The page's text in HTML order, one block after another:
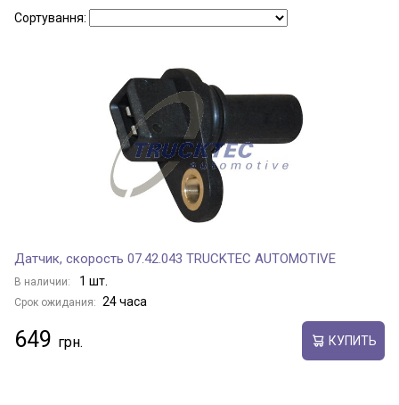
Показать все марки
Сортування:
Датчик, скорость 07.42.043 TRUCKTEC AUTOMOTIVE
В наличии: 1 шт.
Срок ожидания: 24 часа
649 КУПИТЬ